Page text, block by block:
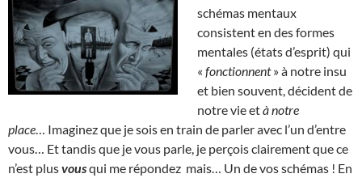
schémas mentaux
consistent en des formes
mentales (états d’esprit) qui
« fonctionnent» à notre insu
et bien souvent, décident de
notre vie età notre
place … Imaginez que je sois en train de parler avec l’un d’entre
vous… Et tandis que je vous parle, je perçois clairement que ce
n’est plusvousqui me répondez mais… Un de vos schémas ! En